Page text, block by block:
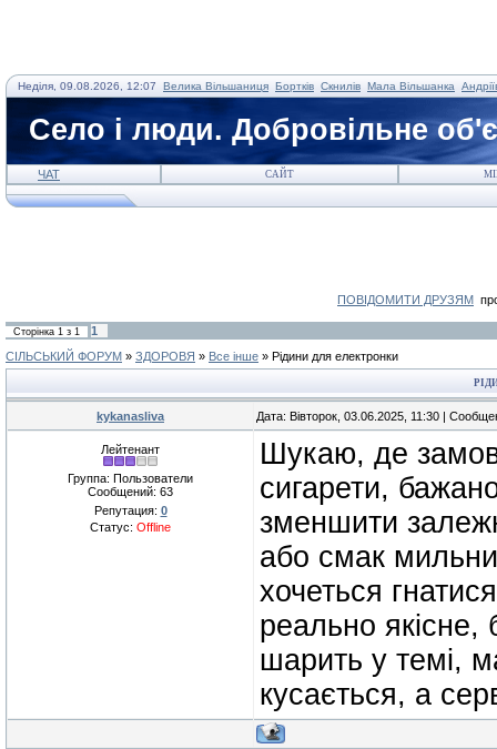
Неділя, 09.08.2026, 12:07 Велика Вільшаниця Бортків Скнилів Мала Вільшанка
Село і люди. Добровільне
ЧАТ САЙТ
ПОВІДОМИТИ ДРУЗЯМ
Сторінка 1 з 1
1
СІЛЬСЬКИЙ ФОРУМ » ЗДОРОВЯ » Все інше » Рідини для електронки
kykanasliva Дата: Вівторок, 03.06.2025, 11:30 |
Лейтенант
Группа: Пользователи
Сообщений: 63
Репутация: 0
Статус: Offline
Шукаю, де
сигарети,
зменшити
або смак
хочеться
реально
шарить у темі,
кусається, а